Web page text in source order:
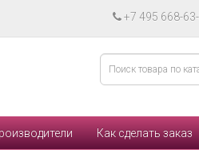
+7 495 668-
Как сделать заказ